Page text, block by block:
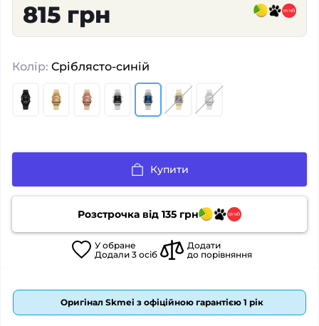
815 грн
Колір: Сріблясто-синій
Купити
Розстрочка від 135 грн
У обране
Додали 3осіб
Додати
до порівняння
Оригінал Skmei з офіційною гарантією 1 рік